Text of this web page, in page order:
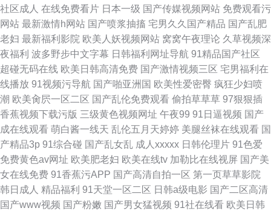
社区成人 在线免费看片 日本一级 国产传媒视频网站 免费观看污
网站 最新激情h网站 国产喷浆抽搐 宅男久久国产精品 国产乱肥
老妇 最新福利影院 欧美人妖视频网站 窝窝午夜理论 久草视频深
夜福利 波多野步中文字幕 日韩福利网址导航 91精品国产社区
超碰无码在线 欧美日韩高清免费 国产激情视频三区 宅男福利在
线播放 91视频污导航 国产啪亚洲国 欧美性爱密臀 疯狂少妇喷
潮 欧美肏屄一区二区 国产乱伦免费观看 偷拍草草草 97狠狠插
香蕉视频下载污版 三级黄色视频网址 午夜99 91日逼视频 国产
成在线观看 萌白酱一线天 乱伦五月天婷婷 美腿丝袜在线观看 国
产精品3p 91综合碰 国产乱女乱 成人xxxxx 日韩伦理片 91色爱
免费黄色av网址 欧美肥老妇 欧美在线tv 加勒比在线视屏 国产美
女在线免费 91香蕉污APP 国产高清自拍一区 第一页草草影院
韩日成人 精品福利 91天堂一区二区 日韩a级电影 国产二区高清
国产www视频 国产粉嫩 国产男女猛视频 91社在线看 欧美日韩